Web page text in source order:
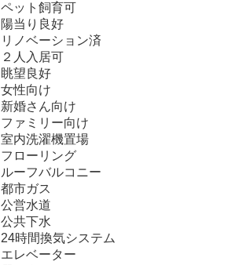
ペット飼育可
陽当り良好
リノベーション済
２人入居可
眺望良好
女性向け
新婚さん向け
ファミリー向け
室内洗濯機置場
フローリング
ルーフバルコニー
都市ガス
公営水道
公共下水
24時間換気システム
エレベーター